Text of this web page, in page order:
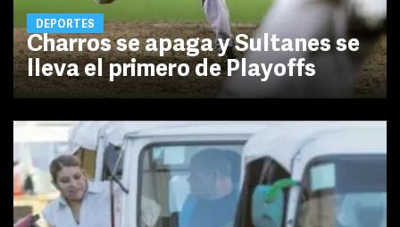
DEPORTES
Charros se apaga y Sultanes se
lleva el primero de Playoffs